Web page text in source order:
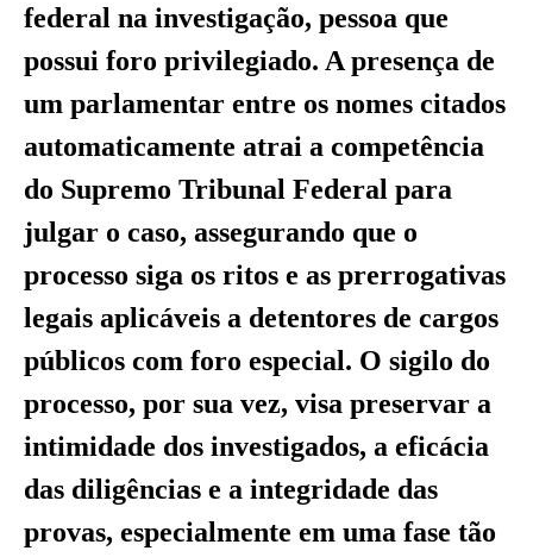
federal na investigação, pessoa que
possui foro privilegiado. A presença de
um parlamentar entre os nomes citados
automaticamente atrai a competência
do Supremo Tribunal Federal para
julgar o caso, assegurando que o
processo siga os ritos e as prerrogativas
legais aplicáveis a detentores de cargos
públicos com foro especial. O sigilo do
processo, por sua vez, visa preservar a
intimidade dos investigados, a eficácia
das diligências e a integridade das
provas, especialmente em uma fase tão